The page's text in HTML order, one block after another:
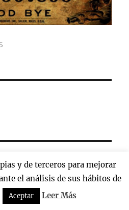
WordPress
y de terceros para mejorar
el análisis de sus hábitos de
Aceptar Leer Más